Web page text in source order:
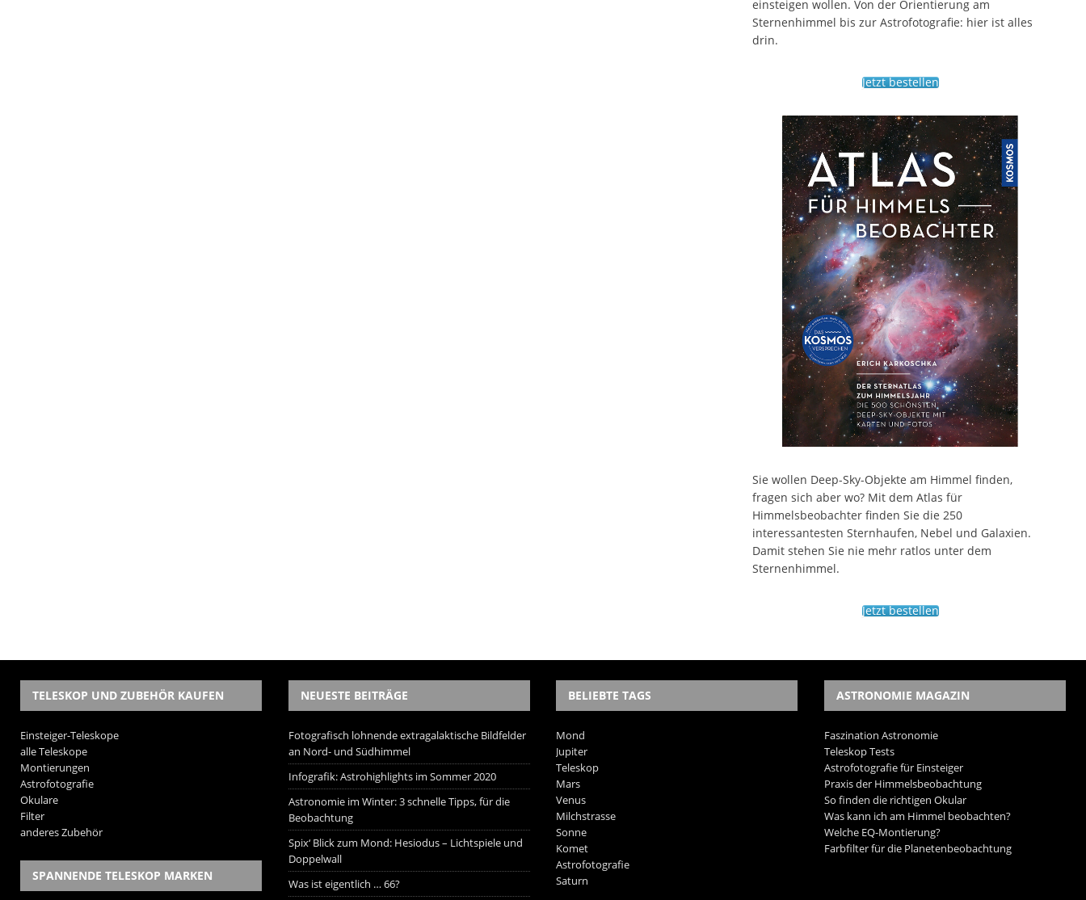
einsteigen wollen. Von der Orientierung am
Sternenhimmel bis zur Astrofotografie: hier ist alles
drin.
Jetzt bestellen
Sie wollen Deep-Sky-Objekte am Himmel finden,
fragen sich aber wo? Mit dem Atlas für
Himmelsbeobachter finden Sie die 250
interessantesten Sternhaufen, Nebel und Galaxien.
Damit stehen Sie nie mehr ratlos unter dem
Sternenhimmel.
Jetzt bestellen
TELESKOP UND ZUBEHÖR KAUFEN
Einsteiger-Teleskope
alle Teleskope
Montierungen
Astrofotografie
Okulare
Filter
anderes Zubehör
SPANNENDE TELESKOP MARKEN
NEUESTE BEITRÄGE
Fotografisch lohnende extragalaktische Bildfelder
an Nord- und Südhimmel
Infografik: Astrohighlights im Sommer 2020
Astronomie im Winter: 3 schnelle Tipps, für die
Beobachtung
Spix‘ Blick zum Mond: Hesiodus – Lichtspiele und
Doppelwall
Was ist eigentlich … 66?
BELIEBTE TAGS
Mond
Jupiter
Teleskop
Mars
Venus
Milchstrasse
Sonne
Komet
Astrofotografie
Saturn
ASTRONOMIE MAGAZIN
Faszination Astronomie
Teleskop Tests
Astrofotografie für Einsteiger
Praxis der Himmelsbeobachtung
So finden die richtigen Okular
Was kann ich am Himmel beobachten?
Welche EQ-Montierung?
Farbfilter für die Planetenbeobachtung